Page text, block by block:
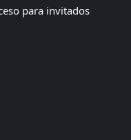
para invitados